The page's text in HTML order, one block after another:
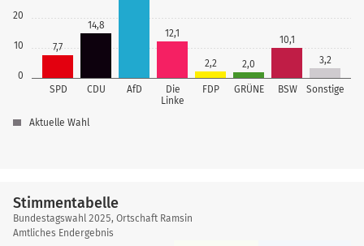
0
10
20
SPD CDU AfD
Die
Linke
FDP GRÜNE BSW Sonstige
7,7
14,8
12,1
2,2 2,0
10,1
3,2
Aktuelle Wahl
Stimmentabelle
Stimmentabelle
Bundestagswahl 2025, Ortschaft Ramsin
Amtliches Endergebnis